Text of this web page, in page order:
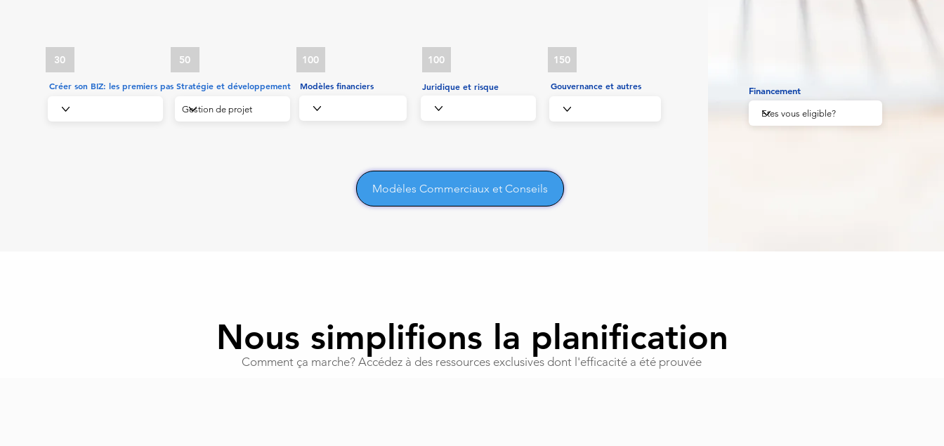
30 50 100 100 150
Stratégie et développement
Créer son BIZ: les premiers pas Modèles financiers Juridique et risque Gouvernance et autres
Modèles Commerciaux et Conseils
Financement
Nous simplifions la planification
Comment ça marche? Accédez à des ressources exclusives dont l'efficacité a été prouvée